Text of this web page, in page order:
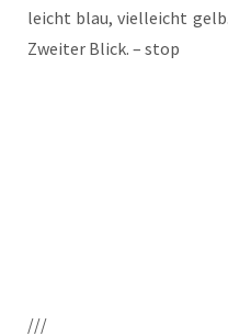
leicht blau, viel­leicht
Zwei­ter Blick. – stop
///